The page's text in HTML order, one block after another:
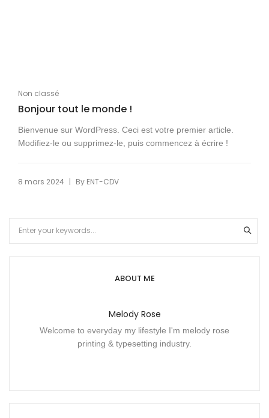
Non classé
Bonjour tout le monde !
Bienvenue sur WordPress. Ceci est votre premier article.
Modifiez-le ou supprimez-le, puis commencez à écrire !
8 mars 2024 | By ENT-CDV
ABOUT ME
Melody Rose
Welcome to everyday my lifestyle I'm melody rose
printing & typesetting industry.